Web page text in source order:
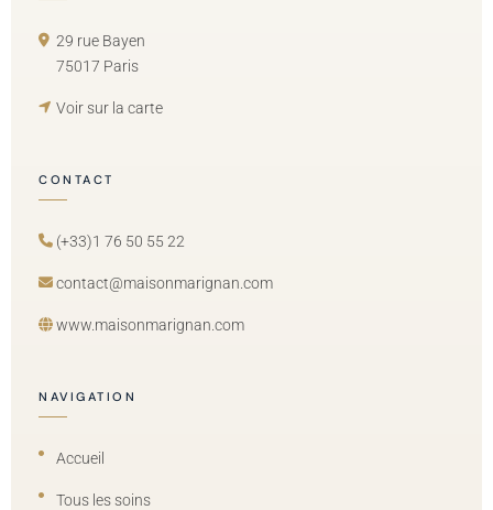
29 rue Bayen
75017 Paris
Voir sur la carte
CONTACT
(+33)1 76 50 55 22
contact@maisonmarignan.com
www.maisonmarignan.com
NAVIGATION
Accueil
Tous les soins